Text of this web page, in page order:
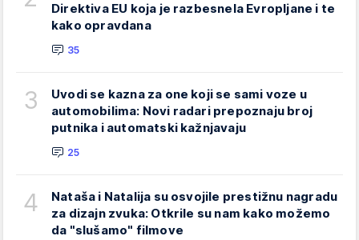
Direktiva EU koja je razbesnela Evropljane i te
kako opravdana
35
3
Uvodi se kazna za one koji se sami voze u
automobilima: Novi radari prepoznaju broj
putnika i automatski kažnjavaju
25
4
Nataša i Natalija su osvojile prestižnu nagradu
za dizajn zvuka: Otkrile su nam kako možemo
da "slušamo" filmove